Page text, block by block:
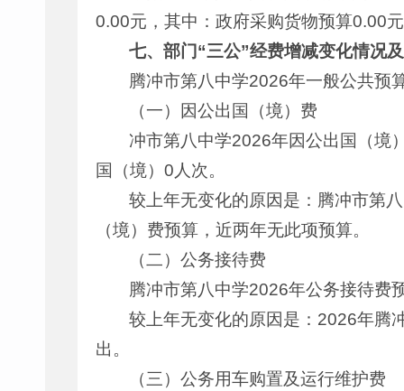
0.00元，其中：政府采购货物预算0.00
七、部门“三公”经费增减变化情况
腾冲市第八中学2026年一般公共预
（一）因公出国（境）费
冲市第八中学2026年因公出国（境
国（境）0人次。
较上年无变化的原因是：腾冲市第
（境）费预算，近两年无此项预算。
（二）公务接待费
腾冲市第八中学2026年公务接待费
较上年无变化的原因是：2026年腾
出。
（三）公务用车购置及运行维护费